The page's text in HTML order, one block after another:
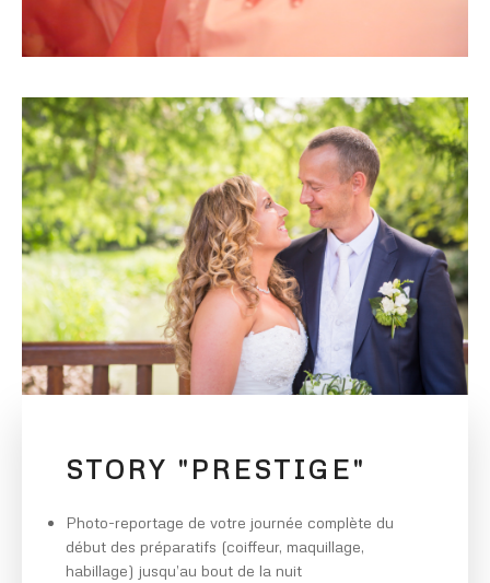
STORY "PRESTIGE"
Photo-reportage de votre journée complète du
début des préparatifs (coiffeur, maquillage,
habillage) jusqu’au bout de la nuit